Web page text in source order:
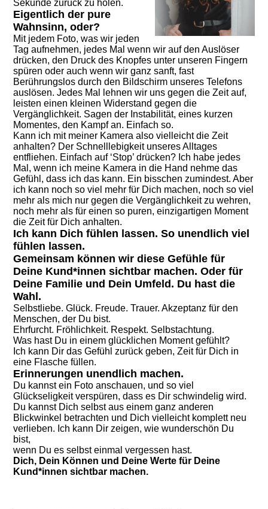
Sekunde zurück zu holen.
Eigentlich der pure
Wahnsinn, oder?
Mit jedem Foto, was wir jeden
Tag aufnehmen, jedes Mal wenn wir auf den Auslöser
drücken, den Druck des Knopfes unter unseren Fingern
spüren oder auch wenn wir ganz sanft, fast
Berührungslos durch den Bildschirm unseres Telefons
auslösen. Jedes Mal lehnen wir uns gegen die Zeit auf,
leisten einen kleinen Widerstand gegen die
Vergänglichkeit. Sagen der Instabilität, eines kurzen
Momentes, den Kampf an. Einfach so.
Kann ich mit meiner Kamera also vielleicht die Zeit
anhalten? Der Schnelllebigkeit unseres Alltages
entfliehen. Einfach auf ‘Stop’ drücken? Ich habe jedes
Mal, wenn ich meine Kamera in die Hand nehme das
Gefühl, dass ich das kann. Ein bisschen zumindest. Aber
ich kann noch so viel mehr für Dich machen, noch so viel
mehr als mich nur gegen die Vergänglichkeit zu wehren,
noch mehr als für einen so puren, einzigartigen Moment
die Zeit für Dich anhalten.
Ich kann Dich fühlen lassen.So unendlich viel
fühlen lassen.
Gemeinsam können wir diese Gefühle für
Deine Kund*innen sichtbar machen. Oder für
Deine Familie und Dein Umfeld. Du hast die
Wahl.
Selbstliebe. Glück. Freude. Trauer. Akzeptanz für den
Menschen, der Du bist.
Ehrfurcht. Fröhlichkeit. Respekt. Selbstachtung.
Was hast Du in einem glücklichen Moment gefühlt?
Ich kann Dir das Gefühl zurück geben, Zeit für Dich in
eine Flasche füllen.
Erinnerungen unendlich machen.
Du kannst ein Foto anschauen, und so viel
Glückseligkeit verspüren, dass es Dir schwindelig wird.
Du kannst Dich selbst aus einem ganz anderen
Blickwinkel betrachten und Dich vielleicht komplett neu
verlieben. Ich kann Dir zeigen, wie wunderschön Du
bist,
wenn Du es selbst einmal vergessen hast.
Dich, Dein Können und Deine Werte für Deine
Kund*innen sichtbar machen.